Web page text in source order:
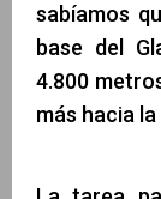
sabíamos
base del
4.800
más hacia